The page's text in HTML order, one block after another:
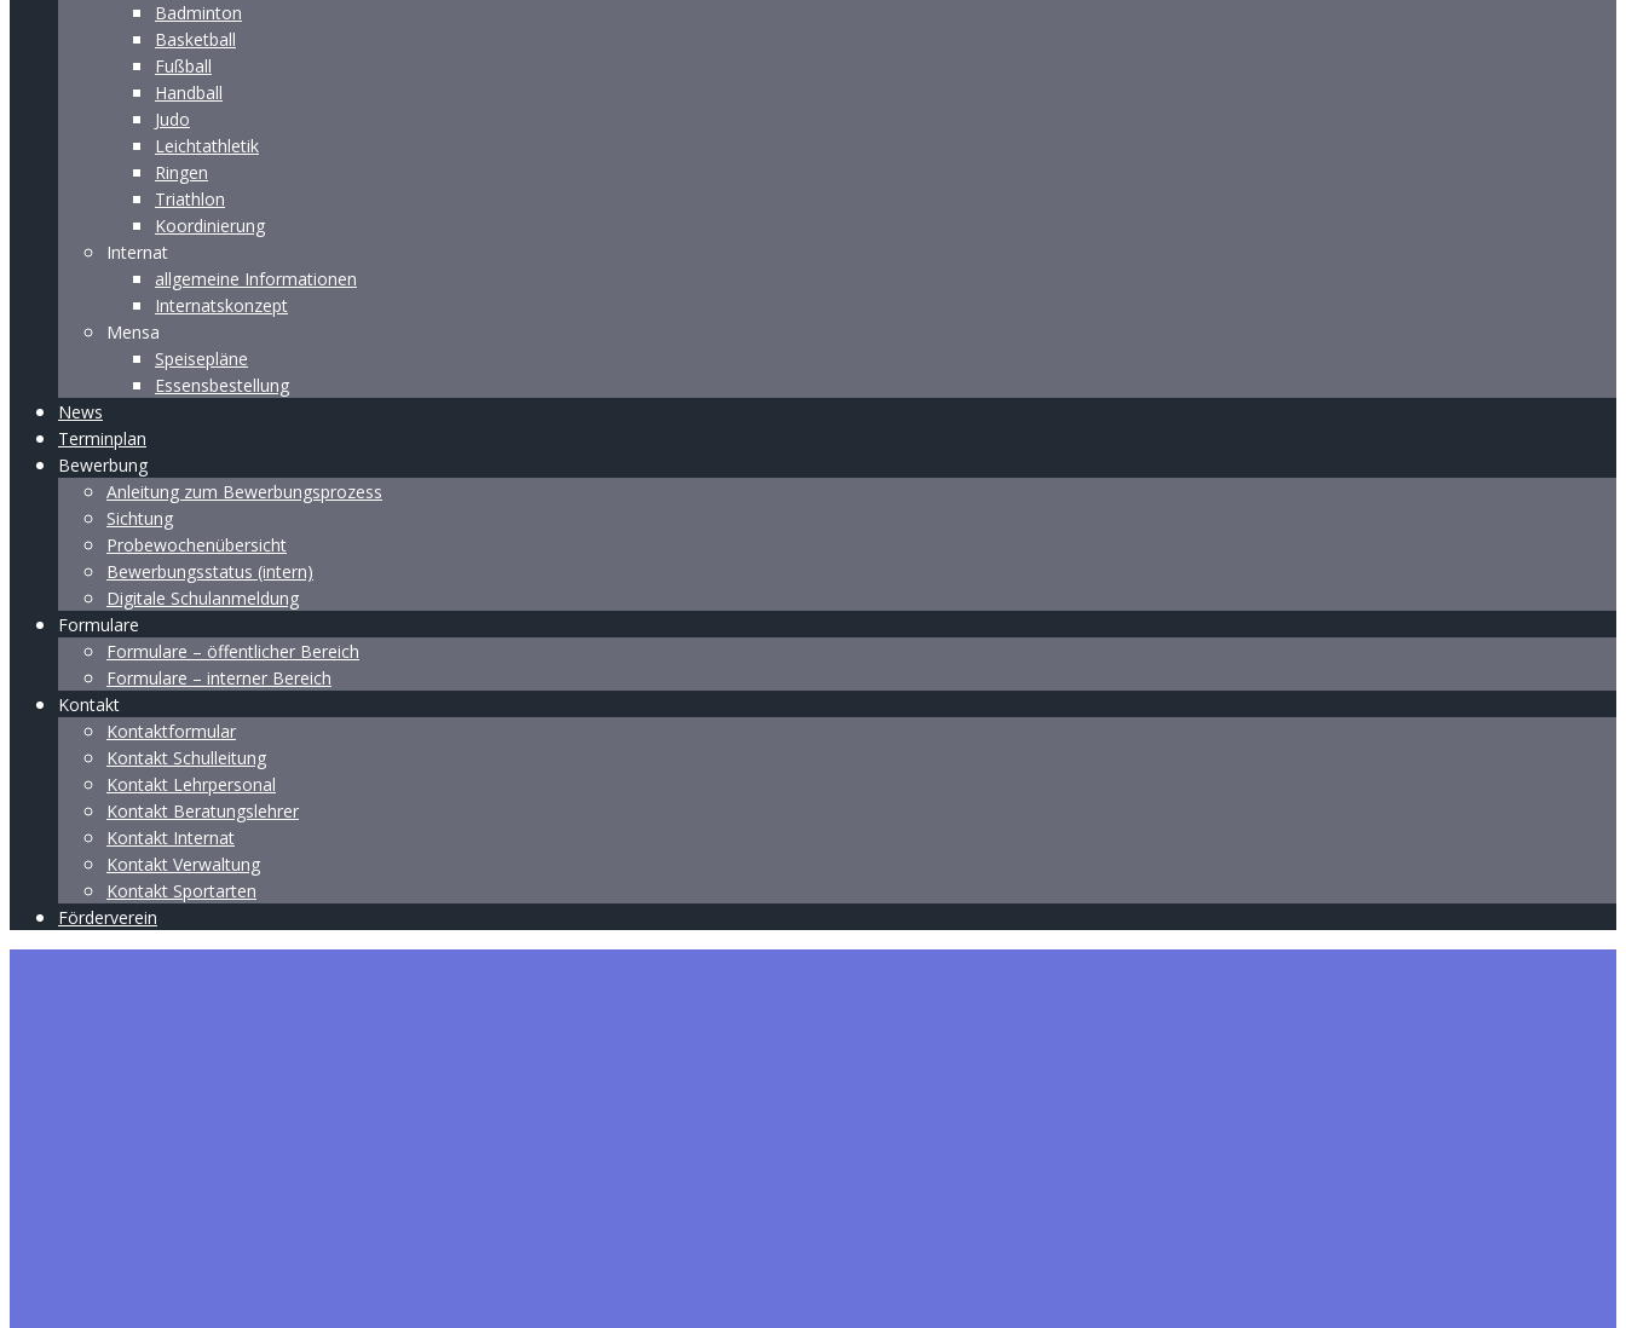
Badminton
Basketball
Fußball
Handball
Judo
Leichtathletik
Ringen
Triathlon
Koordinierung
Internat
allgemeine Informationen
Internatskonzept
Mensa
Speisepläne
Essensbestellung
News
Terminplan
Bewerbung
Anleitung zum Bewerbungsprozess
Sichtung
Probewochenübersicht
Bewerbungsstatus (intern)
Digitale Schulanmeldung
Formulare
Formulare – öffentlicher Bereich
Formulare – interner Bereich
Kontakt
Kontaktformular
Kontakt Schulleitung
Kontakt Lehrpersonal
Kontakt Beratungslehrer
Kontakt Internat
Kontakt Verwaltung
Kontakt Sportarten
Förderverein